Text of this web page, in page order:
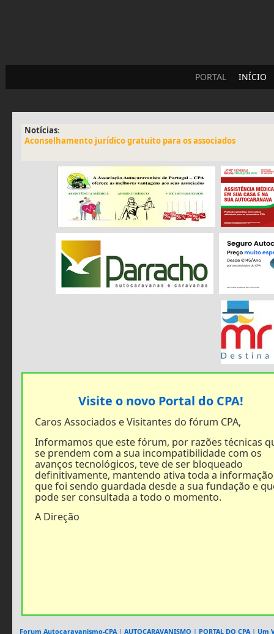
PORTAL INÍCIO
Notícias:
Aconselhamento jurídico gratuito para os associados
Visite o novo Portal do CPA!
Caros Associados e Visitantes do fórum CPA,
Informamos que este fórum, por razões técnicas
se prendem com a sua incompatibilidade com os
avanços tecnológicos, teve de ser bloqueado
definitivamente, mantendo ativa toda a informação
que foi sendo guardada desde a sua fundação e
pode ser consultada a todo o momento.
A Direção
Forum Autocaravanismo-CPA| AUTOCARAVANISMO | PORTAL DO CPA| Um